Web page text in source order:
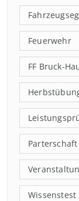
Feuerwehr
FF Bruck-
Parterschaft
Wissenstest